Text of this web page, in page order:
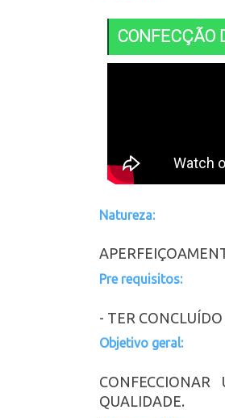
CONFECÇÃO
Natureza:
Pre requisitos:
- TER
Objetivo geral:
QUALIDADE.